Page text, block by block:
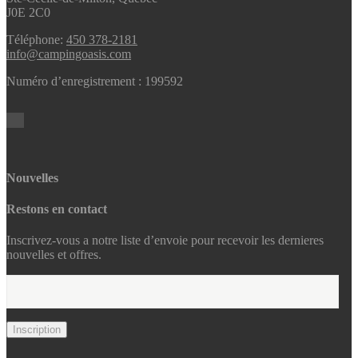
J0E 2C0
Téléphone: 450 378-2181
info@campingoasis.com
Numéro d’enregistrement : 199592
Nouvelles
Restons en contact
Inscrivez-vous a notre liste d’envoie pour recevoir les dernieres
nouvelles et offres.